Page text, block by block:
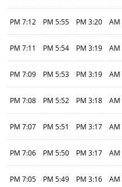
3:20 PM
5:55 PM
7:12 PM
3:19 PM
5:54 PM
7:11 PM
3:19 PM
5:53 PM
7:09 PM
3:18 PM
5:52 PM
7:08 PM
3:17 PM
5:51 PM
7:07 PM
3:17 PM
5:50 PM
7:06 PM
3:16 PM
5:49 PM
7:05 PM